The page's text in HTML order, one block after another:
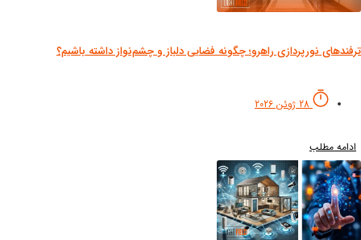
نورپردازی راهرو؛ چگونه فضایی دلباز و چشم‌نواز داشته باشیم؟
28 ژوئن 2026
مطلب